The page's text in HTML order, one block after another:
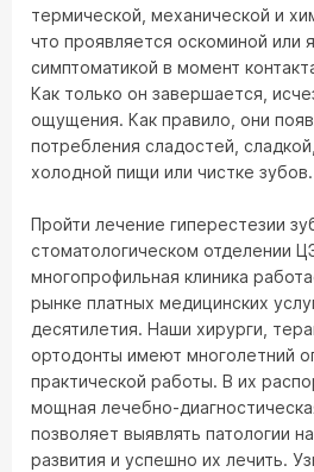
термической, механической и
что проявляется оскоминой или
симптоматикой в момент
Как только он завершается,
ощущения. Как правило, они
потребления сладостей,
холодной пищи или чистке зубов.
Пройти лечение гиперестезии
стоматологическом отделении
многопрофильная клиника
рынке платных медицинских
десятилетия. Наши хирурги,
ортодонты имеют многолетний
практической работы. В их
мощная лечебно-
позволяет выявлять патологии
развития и успешно их лечить.